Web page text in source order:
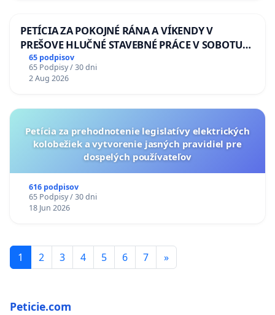
PETÍCIA ZA POKOJNÉ RÁNA A VÍKENDY V
PREŠOVE HLUČNÉ STAVEBNÉ PRÁCE V SOBOTU
LEN OD 9.00 DO 13.00 HOD., CEZ PRACOVNÝ
TÝŽDEŇ CIEĽ 8.00 – 18.00 HOD. A PRAVIDELNÁ
KONTROLA STAVBY C-AREA NA
65 podpisov
65 Podpisy / 30 dni
2 Aug 2026
Petícia za prehodnotenie legislatívy elektrických
kolobežiek a vytvorenie jasných pravidiel pre
dospelých používateľov
616 podpisov
65 Podpisy / 30 dni
18 Jun 2026
1 2 3 4 5 6 7 »
Peticie.com